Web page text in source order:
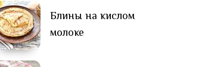
Блины на кислом
молоке